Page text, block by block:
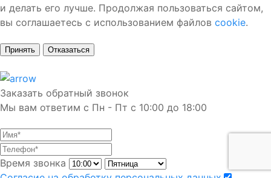
и делать его лучше. Продолжая пользоваться сайтом,
вы соглашаетесь с использованием файлов cookie.
Принять Отказаться
Заказать обратный звонок
Мы вам ответим с Пн - Пт с 10:00 до 18:00
Время звонка